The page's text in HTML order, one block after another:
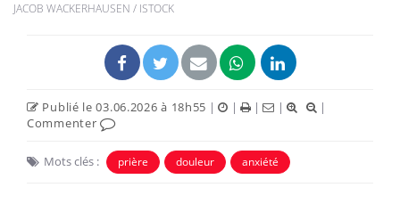
JACOB WACKERHAUSEN / ISTOCK
Publié le 03.06.2026 à 18h55 | | | |
|
Commenter
Mots clés : prière douleur anxiété